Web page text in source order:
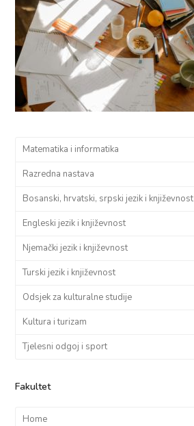
Matematika i informatika
Razredna nastava
Bosanski, hrvatski, srpski jezik i književnost
Engleski jezik i književnost
Njemački jezik i književnost
Turski jezik i književnost
Odsjek za kulturalne studije
Kultura i turizam
Tjelesni odgoj i sport
Fakultet
Home